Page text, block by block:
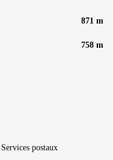
871 m
758 m
Services postaux